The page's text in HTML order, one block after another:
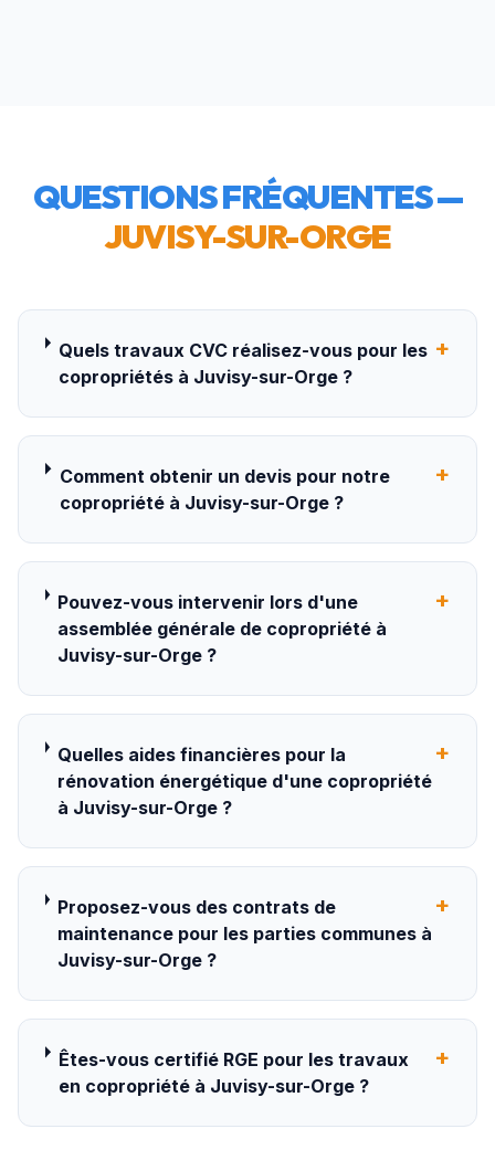
QUESTIONS FRÉQUENTES —
JUVISY-SUR-ORGE
Quels travaux CVC réalisez-vous pour les
copropriétés à Juvisy-sur-Orge ?
+
Comment obtenir un devis pour notre
copropriété à Juvisy-sur-Orge ?
+
Pouvez-vous intervenir lors d'une
assemblée générale de copropriété à
Juvisy-sur-Orge ?
+
Quelles aides financières pour la
rénovation énergétique d'une copropriété
à Juvisy-sur-Orge ?
+
Proposez-vous des contrats de
maintenance pour les parties communes à
Juvisy-sur-Orge ?
+
Êtes-vous certifié RGE pour les travaux
en copropriété à Juvisy-sur-Orge ?
+